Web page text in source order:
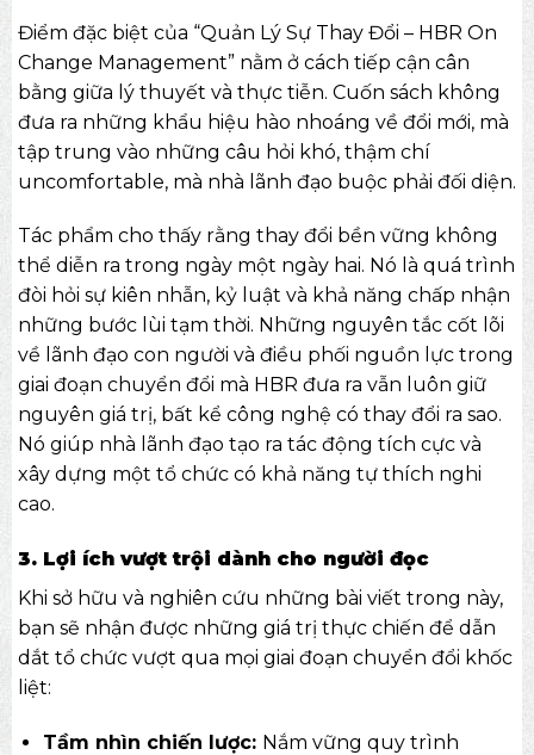
Điểm đặc biệt của “Quản Lý Sự Thay Đổi – HBR On
Change Management” nằm ở cách tiếp cận cân
bằng giữa lý thuyết và thực tiễn. Cuốn sách không
đưa ra những khẩu hiệu hào nhoáng về đổi mới, mà
tập trung vào những câu hỏi khó, thậm chí
uncomfortable, mà nhà lãnh đạo buộc phải đối diện.
Tác phẩm cho thấy rằng thay đổi bền vững không
thể diễn ra trong ngày một ngày hai. Nó là quá trình
đòi hỏi sự kiên nhẫn, kỷ luật và khả năng chấp nhận
những bước lùi tạm thời. Những nguyên tắc cốt lõi
về lãnh đạo con người và điều phối nguồn lực trong
giai đoạn chuyển đổi mà HBR đưa ra vẫn luôn giữ
nguyên giá trị, bất kể công nghệ có thay đổi ra sao.
Nó giúp nhà lãnh đạo tạo ra tác động tích cực và
xây dựng một tổ chức có khả năng tự thích nghi
cao.
3. Lợi ích vượt trội dành cho người đọc
Khi sở hữu và nghiên cứu những bài viết trong này,
bạn sẽ nhận được những giá trị thực chiến để dẫn
dắt tổ chức vượt qua mọi giai đoạn chuyển đổi khốc
liệt:
Tầm nhìn chiến lược: Nắm vững quy trình